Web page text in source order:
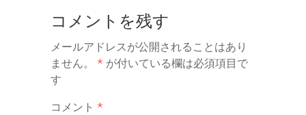
コメントを残す
メールアドレスが公開されることはあり
ません。
* が付いている欄は必須項目で
す
コメント *